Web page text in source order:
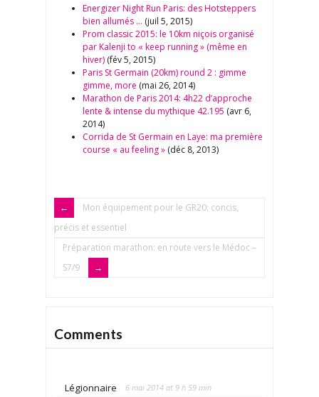
Energizer Night Run Paris: des Hotsteppers
bien allumés … (juil 5, 2015)
Prom classic 2015: le 10km niçois organisé
par Kalenji to « keep running » (même en
hiver) (fév 5, 2015)
Paris St Germain (20km) round 2 : gimme
gimme, more (mai 26, 2014)
Marathon de Paris 2014: 4h22 d’approche
lente & intense du mythique 42.195 (avr 6,
2014)
Corrida de St Germain en Laye: ma première
course « au feeling » (déc 8, 2013)
Mon équipement pour le GR20: concis,
précis et essentiel
Préparation marathon: en route vers le Médoc –
S7/9
Comments
Légionnaire 6 mai 2014 at 9 h 59 min